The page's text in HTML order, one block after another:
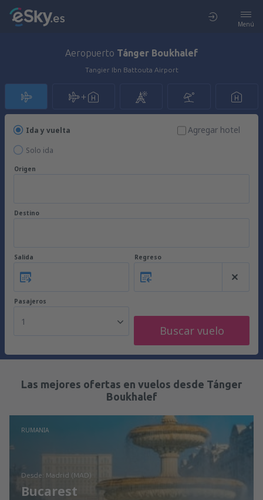
Menú
Aeropuerto Tánger Boukhalef
Tangier Ibn Battouta Airport
Ida y vuelta
Solo ida
Agregar hotel
Origen
Destino
Salida Regreso
Pasajeros
1
Buscar vuelo
Las mejores ofertas en vuelos desde Tánger
Boukhalef
RUMANIA
desde: Madrid (MAD)
Bucarest